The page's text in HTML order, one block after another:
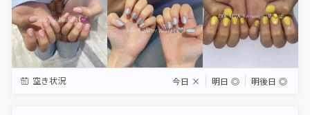
空き状況 今日 × 明日 ◎ 明後日 ◎